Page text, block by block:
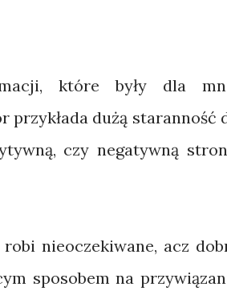
które były dla
przykłada dużą staranność
czy negatywną
nieoczekiwane, acz
sposobem na